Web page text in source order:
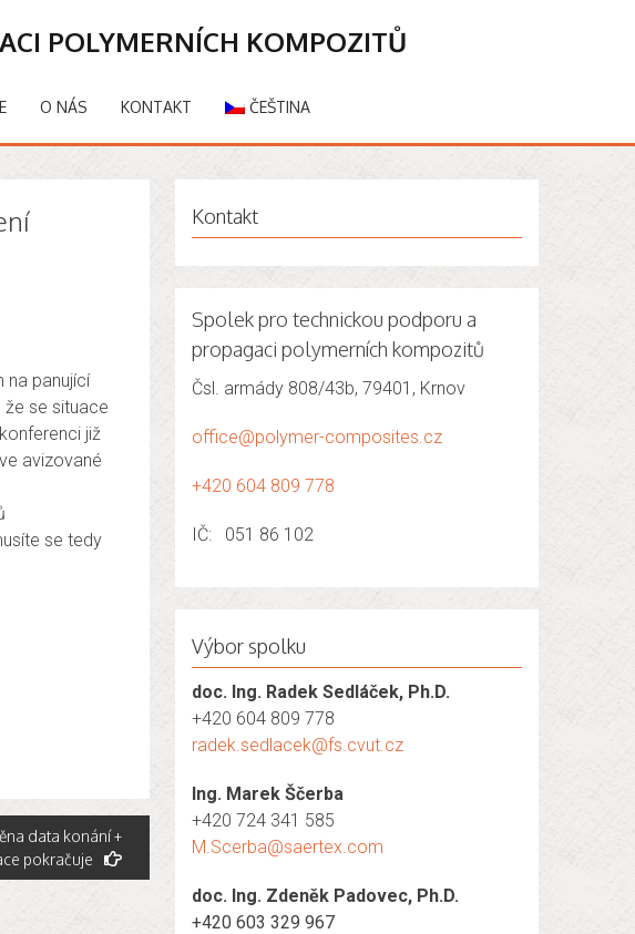
POLYMERNÍCH KOMPOZITŮ
O NÁS KONTAKT ČEŠTINA
na panující
že se situace
již
avizované
se tedy
data konání +
pokračuje
Kontakt
Spolek pro technickou podporu a
propagaci polymerních kompozitů
Čsl. armády 808/43b, 79401, Krnov
office@polymer-composites.cz
+420 604 809 778
IČ: 051 86 102
Výbor spolku
doc. Ing. Radek Sedláček, Ph.D.
+420 604 809 778
radek.sedlacek@fs.cvut.cz
Ing. Marek Ščerba
+420 724 341 585
M.Scerba@saertex.com
doc. Ing. Zdeněk Padovec, Ph.D.
+420 603 329 967